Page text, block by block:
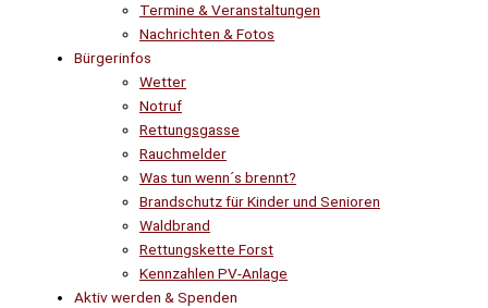
Termine & Veranstaltungen
Nachrichten & Fotos
Bürgerinfos
Wetter
Notruf
Rettungsgasse
Rauchmelder
Was tun wenn´s brennt?
Brandschutz für Kinder und Senioren
Waldbrand
Rettungskette Forst
Kennzahlen PV-Anlage
Aktiv werden & Spenden